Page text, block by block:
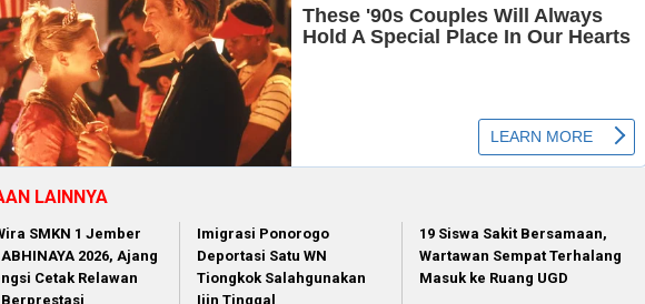
LAINNYA
SMKN 1 Jember
2026, Ajang
Cetak Relawan
Imigrasi Ponorogo
Deportasi Satu WN
Tiongkok Salahgunakan
Ijin Tinggal
19 Siswa Sakit Bersamaan,
Wartawan Sempat Terhalang
Masuk ke Ruang UGD